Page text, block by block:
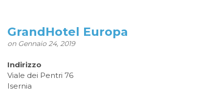
GrandHotel Europa
on Gennaio 24, 2019
Indirizzo
Viale dei Pentri 76
Isernia